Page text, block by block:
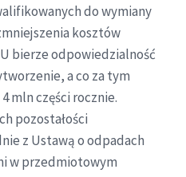
do wymiany
kosztów
bierze odpowiedzialność
a co za tym
mln części rocznie.
pozostałości
z Ustawą o odpadach
w przedmiotowym